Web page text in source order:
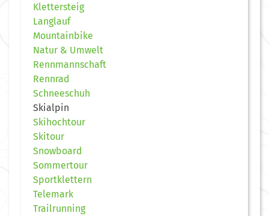
Klettersteig
Langlauf
Mountainbike
Natur & Umwelt
Rennmannschaft
Rennrad
Schneeschuh
Skialpin
Skihochtour
Skitour
Snowboard
Sommertour
Sportklettern
Telemark
Trailrunning